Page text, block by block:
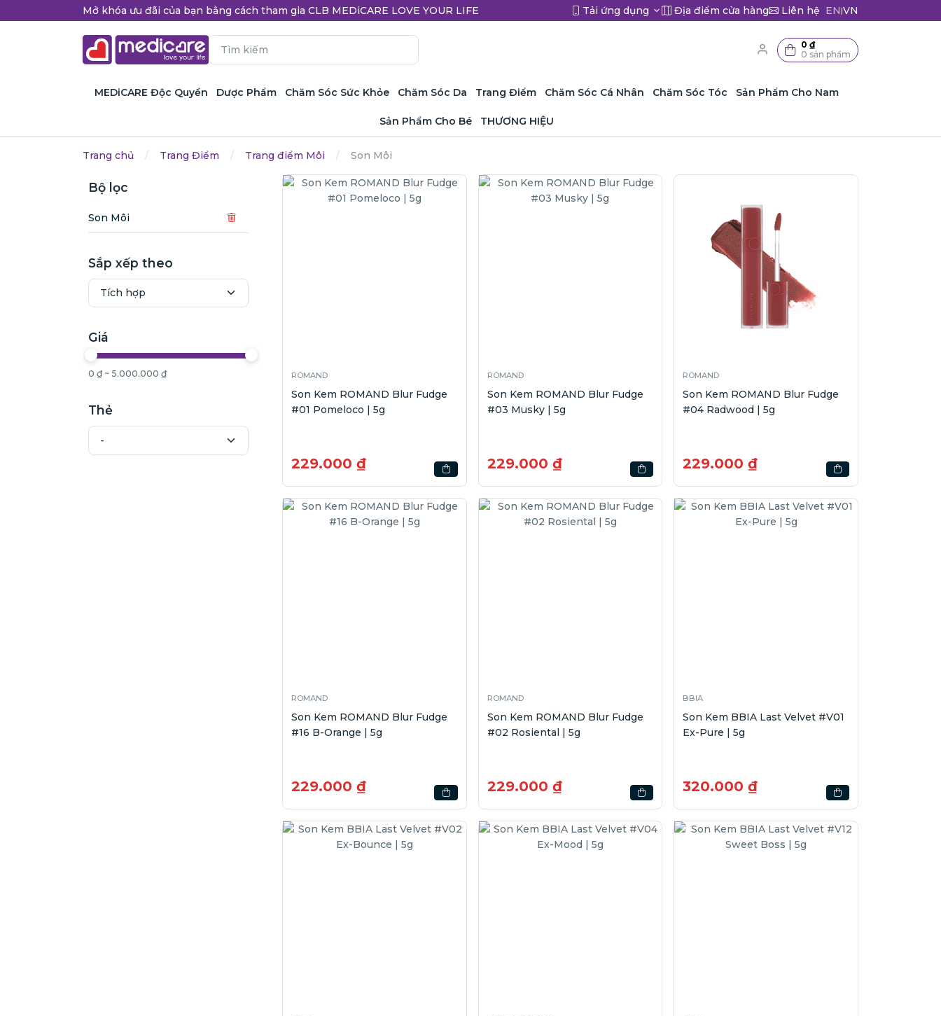
Mở khóa ưu đãi của bạn bằng cách tham gia CLB MEDiCARE LOVE YOUR LIFE Tải ứng dụng Địa điểm cửa hàng Liên hệ EN|VN
0 ₫
0 sản phẩm
MEDiCARE Độc Quyền Dược Phẩm Chăm Sóc Sức Khỏe Chăm Sóc Da Trang Điểm Chăm Sóc Cá Nhân Chăm Sóc Tóc Sản Phẩm Cho Nam
Sản Phẩm Cho Bé THƯƠNG HIỆU
Trang chủ Trang Điểm Trang điểm Môi Son Môi
Bộ lọc
Son Môi
Sắp xếp theo
Giá
0 ₫ ~ 5.000.000 ₫
Thẻ
ROMAND
Son Kem ROMAND Blur Fudge
#01 Pomeloco | 5g
229.000 ₫
ROMAND
Son Kem ROMAND Blur Fudge
#03 Musky | 5g
229.000 ₫
ROMAND
Son Kem ROMAND Blur Fudge
#04 Radwood | 5g
229.000 ₫
ROMAND
Son Kem ROMAND Blur Fudge
#16 B-Orange | 5g
229.000 ₫
ROMAND
Son Kem ROMAND Blur Fudge
#02 Rosiental | 5g
229.000 ₫
BBIA
Son Kem BBIA Last Velvet #V01
Ex-Pure | 5g
320.000 ₫